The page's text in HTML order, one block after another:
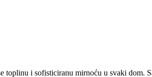
toplinu i sofisticiranu mirnoću u svaki